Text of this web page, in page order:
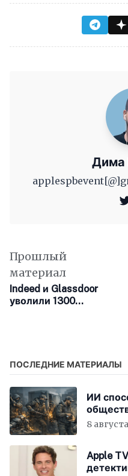
Дима
Прошлый
материал
Indeed и Glassdoor
уволили 1300
ПОСЛЕДНИЕ МАТЕРИАЛЫ
ИИ
всём
8
Apple